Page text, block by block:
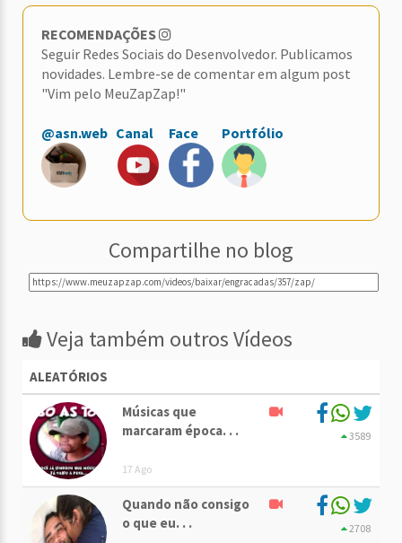
RECOMENDAÇÕES
Seguir Redes Sociais do Desenvolvedor. Publicamos
novidades. Lembre-se de comentar em algum post
"Vim pelo MeuZapZap!"
@asn.web Canal Face Portfólio
Compartilhe no blog
Veja também outros Vídeos
ALEATÓRIOS
Músicas que
marcaram época. . .
17 Ago
3589
Quando não consigo
o que eu. . .
2708